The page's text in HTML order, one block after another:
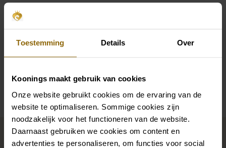
Toestemming Details Over
Koonings maakt gebruik van cookies
Onze website gebruikt cookies om de ervaring van de
website te optimaliseren. Sommige cookies zijn
noodzakelijk voor het functioneren van de website.
Daarnaast gebruiken we cookies om content en
advertenties te personaliseren, om functies voor social
Hals
Gerader Hals
Silhouette
Ärmel
Kurze Ärmel
Verfügbarkeit pro Geschäft
Vervollständigen Sie Ihren